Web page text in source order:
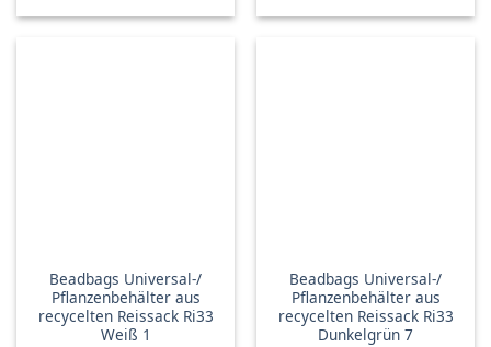
Beadbags Universal-/
Pflanzenbehälter aus
recycelten Reissack Ri33
Weiß 1
Beadbags Universal-/
Pflanzenbehälter aus
recycelten Reissack Ri33
Dunkelgrün 7